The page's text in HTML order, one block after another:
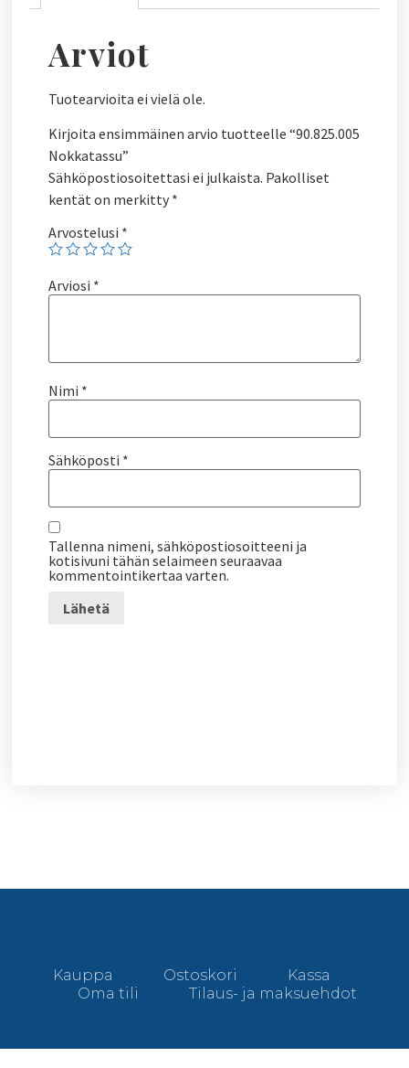
Arviot
Tuotearvioita ei vielä ole.
Kirjoita ensimmäinen arvio tuotteelle “90.825.005
Nokkatassu”
Sähköpostiosoitettasi ei julkaista. Pakolliset
kentät on merkitty *
Arvostelusi *
Arviosi *
Nimi *
Sähköposti *
Tallenna nimeni, sähköpostiosoitteeni ja
kotisivuni tähän selaimeen seuraavaa
kommentointikertaa varten.
Kauppa Ostoskori
Kassa
Oma tili
Tilaus- ja maksuehdot